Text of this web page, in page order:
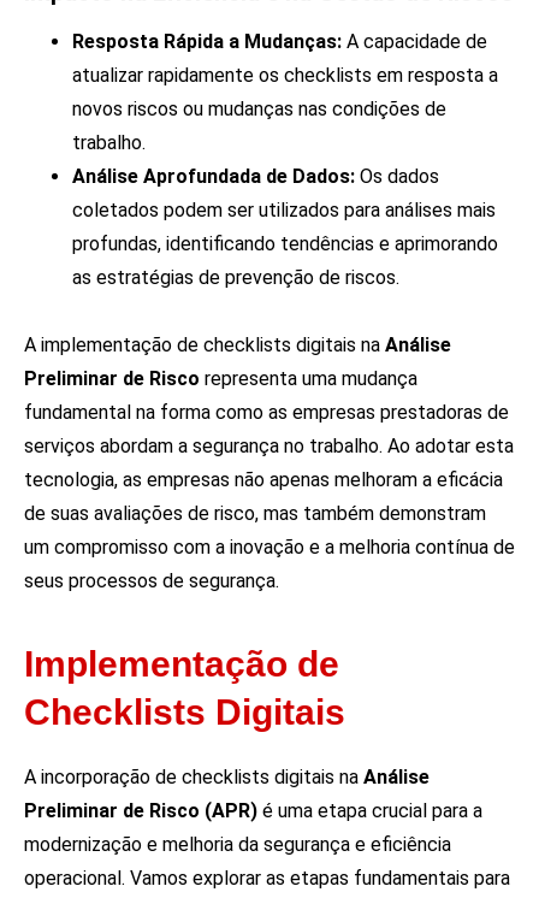
Resposta Rápida a Mudanças: A capacidade de
atualizar rapidamente os checklists em resposta a
novos riscos ou mudanças nas condições de
trabalho.
Análise Aprofundada de Dados: Os dados
coletados podem ser utilizados para análises mais
profundas, identificando tendências e aprimorando
as estratégias de prevenção de riscos.
A implementação de checklists digitais na Análise
Preliminar de Risco representa uma mudança
fundamental na forma como as empresas prestadoras de
serviços abordam a segurança no trabalho. Ao adotar esta
tecnologia, as empresas não apenas melhoram a eficácia
de suas avaliações de risco, mas também demonstram
um compromisso com a inovação e a melhoria contínua de
seus processos de segurança.
Implementação de
Checklists Digitais
A incorporação de checklists digitais na Análise
Preliminar de Risco (APR) é uma etapa crucial para a
modernização e melhoria da segurança e eficiência
operacional. Vamos explorar as etapas fundamentais para